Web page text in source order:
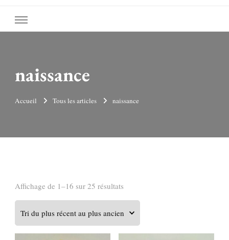
naissance
Accueil Tous les articles naissance
Affichage de 1–16 sur 25 résultats
du
plus
récent